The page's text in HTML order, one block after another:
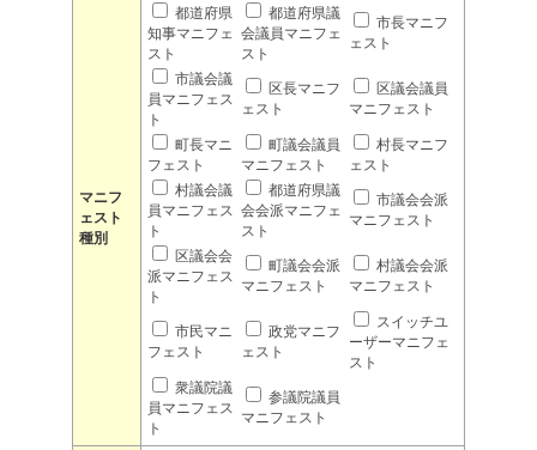
マニフ
ェスト
種別
都道府県
知事マニフェ
スト
都道府県議
会議員マニフェ
スト
市長マニフ
ェスト
市議会議
員マニフェス
ト
区長マニフ
ェスト
区議会議員
マニフェスト
町長マニ
フェスト
町議会議員
マニフェスト
村長マニフ
ェスト
村議会議
員マニフェス
ト
都道府県議
会会派マニフェ
スト
市議会会派
マニフェスト
区議会会
派マニフェス
ト
町議会会派
マニフェスト
村議会会派
マニフェスト
市民マニ
フェスト
政党マニフ
ェスト
スイッチユ
ーザーマニフェ
スト
衆議院議
員マニフェス
ト
参議院議員
マニフェスト